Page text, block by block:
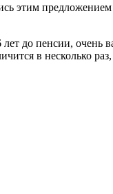
этим
до пенсии, очень
в несколько